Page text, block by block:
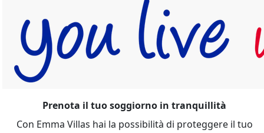
Prenota il tuo soggiorno in tranquillità
Con Emma Villas hai la possibilità di proteggere il tuo